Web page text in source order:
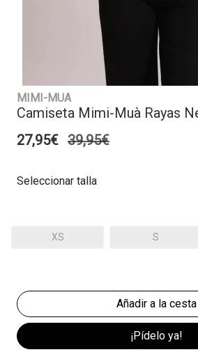
MIMI-MUA
Camiseta Mimi-Muà Rayas
27,95€ 39,95€
Seleccionar talla
XS S
¡Pídelo ya!